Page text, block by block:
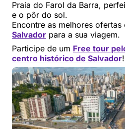
Praia do Farol da Barra,
e o pôr do sol.
Encontre as melhores
Salvador para a sua viagem.
Participe de um Free tour
centro histórico de Salvador!